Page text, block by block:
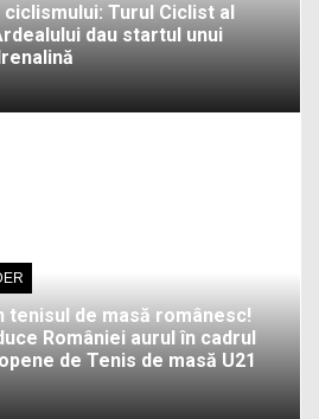
Turul Ciclist al
dau startul unui
tenisul de masă românesc!
României aurul în cadrul
de Tenis de masă U21